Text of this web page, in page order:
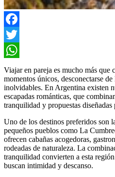
Facebook
Twitter
WhatsApp
Viajar en pareja es mucho más que
momentos únicos, desconectarse
inolvidables. En Argentina existen
escapadas románticas, que
tranquilidad y propuestas diseñadas
Uno de los destinos preferidos son
pequeños pueblos como La
ofrecen cabañas acogedoras,
rodeadas de naturaleza. La
tranquilidad convierten a esta
buscan intimidad y descanso.